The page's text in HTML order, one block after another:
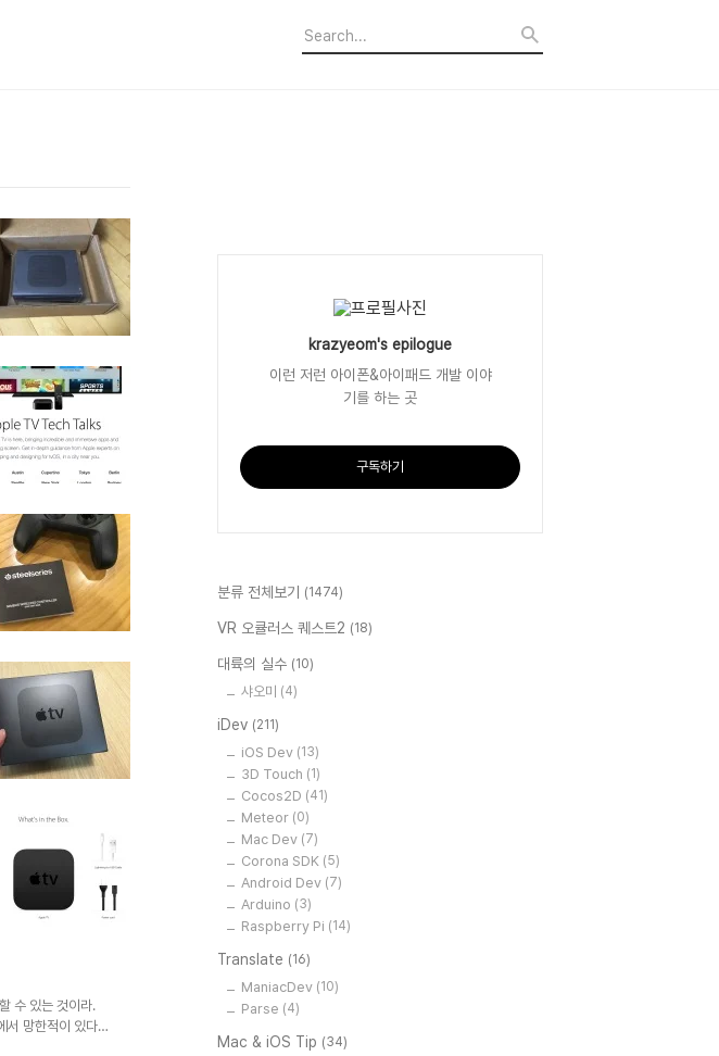
수 있는 것이라.
서 망한적이 있다.
(닌텐도에게 미안
krazyeom's epilogue
이런 저런 아이폰&아이패드 개발 이야
기를 하는 곳
구독하기
분류 전체보기 (1474)
VR 오큘러스 퀘스트2 (18)
대륙의 실수 (10)
샤오미 (4)
iDev (211)
iOS Dev (13)
3D Touch (1)
Cocos2D (41)
Meteor (0)
Mac Dev (7)
Corona SDK (5)
Android Dev (7)
Arduino (3)
Raspberry Pi (14)
Translate (16)
ManiacDev (10)
Parse (4)
Mac & iOS Tip (34)